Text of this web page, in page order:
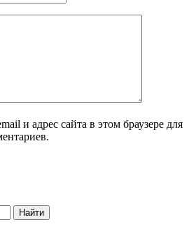
и адрес сайта в этом браузере для